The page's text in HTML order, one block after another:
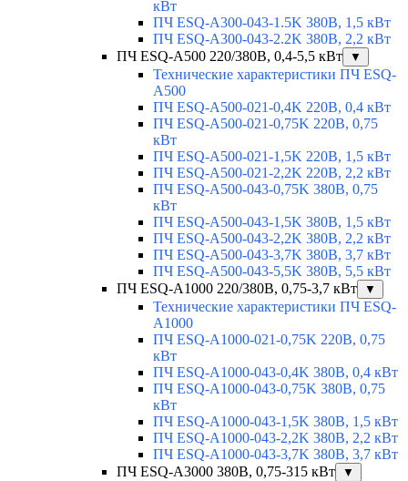
кВт
ПЧ ESQ-A300-043-1.5K 380В, 1,5 кВт
ПЧ ESQ-A300-043-2.2K 380В, 2,2 кВт
ПЧ ESQ-A500 220/380В, 0,4-5,5 кВт
▼
Технические характеристики ПЧ ESQ-
A500
ПЧ ESQ-A500-021-0,4K 220В, 0,4 кВт
ПЧ ESQ-A500-021-0,75K 220В, 0,75
кВт
ПЧ ESQ-A500-021-1,5K 220В, 1,5 кВт
ПЧ ESQ-A500-021-2,2K 220В, 2,2 кВт
ПЧ ESQ-A500-043-0,75K 380В, 0,75
кВт
ПЧ ESQ-A500-043-1,5K 380В, 1,5 кВт
ПЧ ESQ-A500-043-2,2K 380В, 2,2 кВт
ПЧ ESQ-A500-043-3,7K 380В, 3,7 кВт
ПЧ ESQ-A500-043-5,5K 380В, 5,5 кВт
ПЧ ESQ-A1000 220/380В, 0,75-3,7 кВт
▼
Технические характеристики ПЧ ESQ-
A1000
ПЧ ESQ-A1000-021-0,75K 220В, 0,75
кВт
ПЧ ESQ-A1000-043-0,4K 380В, 0,4 кВт
ПЧ ESQ-A1000-043-0,75K 380В, 0,75
кВт
ПЧ ESQ-A1000-043-1,5K 380В, 1,5 кВт
ПЧ ESQ-A1000-043-2,2K 380В, 2,2 кВт
ПЧ ESQ-A1000-043-3,7K 380В, 3,7 кВт
ПЧ ESQ-A3000 380В, 0,75-315 кВт
▼